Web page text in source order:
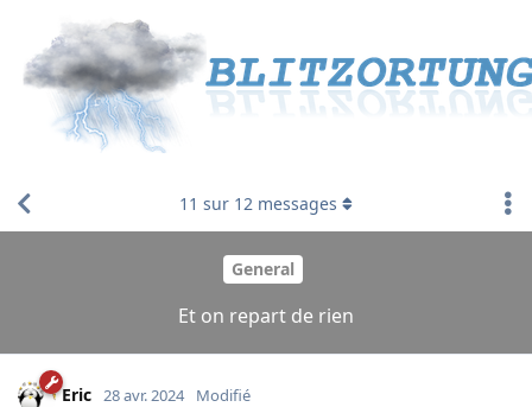
General
Et on repart de rien
11 sur 12 messages
Eric 28 avr. 2024 Modifié